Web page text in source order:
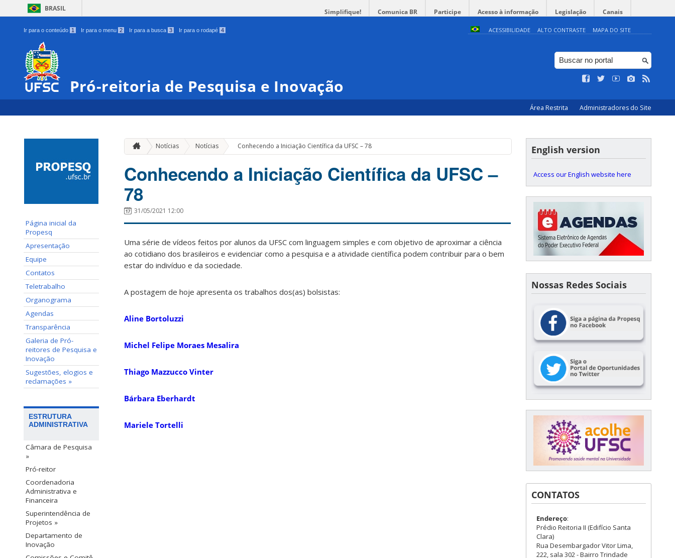
BRASIL Simplifique! Comunica BR Participe Acesso à informação Legislação Canais
Ir para o conteúdo 1 Ir para o menu 2 Ir para a busca 3 Ir para o rodapé 4 ACESSIBILIDADE ALTO CONTRASTE MAPA DO SITE
Pró-reitoria de Pesquisa e Inovação
Área Restrita Administradores do Site
Página inicial da
Propesq
Apresentação
Equipe
Contatos
Teletrabalho
Organograma
Agendas
Transparência
Galeria de Pró-
reitores de Pesquisa e
Inovação
Sugestões, elogios e
reclamações »
ESTRUTURA
ADMINISTRATIVA
Câmara de Pesquisa
»
Pró-reitor
Coordenadoria
Administrativa e
Financeira
Superintendência de
Projetos »
Departamento de
Inovação
Notícias Notícias » Conhecendo a Iniciação Científica da UFSC – 78
Conhecendo a Iniciação Científica da UFSC –
78
31/05/2021 12:00
Uma série de vídeos feitos por alunos da UFSC com linguagem simples e com objetivo de aproximar a ciência
ao cotidiano dos brasileiros e evidenciar como a pesquisa e a atividade científica podem contribuir para o bem
estar do indivíduo e da sociedade.
A postagem de hoje apresenta os trabalhos dos(as) bolsistas:
Aline Bortoluzzi
Michel Felipe Moraes Mesalira
Thiago Mazzucco Vinter
Bárbara Eberhardt
Mariele Tortelli
English version
Access our English website here
Nossas Redes Sociais
CONTATOS
Endereço:
Prédio Reitoria II (Edifício Santa
Clara)
Rua Desembargador Vitor Lima,
222, sala 302 - Bairro Trindade